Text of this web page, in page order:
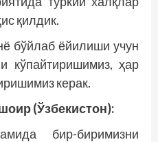
қилдик.
бўйлаб ёйилиши учун
кўпайтиришимиз, ҳар
керак.
(Ўзбекистон):
бир-биримизни